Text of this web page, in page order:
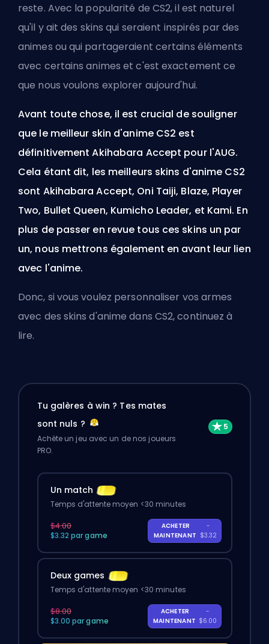
reste. Avec la popularité de CS2, il est naturel
qu'il y ait des skins qui seraient inspirés par des
animes ou qui partageraient certains éléments
avec certains animes et c'est exactement ce
que nous voulons explorer aujourd'hui.
Avant toute chose, il est crucial de souligner
que le meilleur skin d'anime CS2 est
définitivement Akihabara Accept pour l'AUG.
Cela étant dit, les meilleurs skins d'anime CS2
sont Akihabara Accept, Oni Taiji, Blaze, Player
Two, Bullet Queen, Kumicho Leader, et Kami. En
plus de passer en revue tous ces skins un par
un, nous mettrons également en avant leur lien
avec l'anime.
Donc, si vous voulez personnaliser vos armes
avec des skins d'anime dans CS2, continuez à
lire.
Tu galères à win ? Tes mates
sont nuls ?
Achète un jeu avec un de nos joueurs
PRO.
Un match
Temps d'attente moyen <30 minutes
$4.00
$3.32 par game
ACHETER
MAINTENANT
-
$3.32
Deux games
Temps d'attente moyen <30 minutes
$8.00
$3.00 par game
ACHETER
MAINTENANT
-
$6.00